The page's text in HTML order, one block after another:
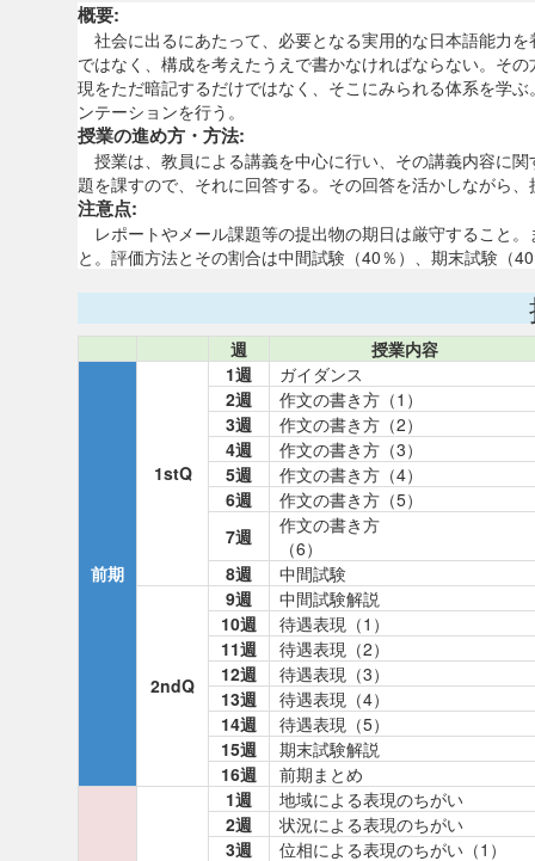
概要:
社会に出るにあたって、必要となる実用的な日本語能力
ではなく、構成を考えたうえで書かなければならない。そ
現をただ暗記するだけではなく、そこにみられる体系を学
ンテーションを行う。
授業の進め方・方法:
授業は、教員による講義を中心に行い、その講義内容に
題を課すので、それに回答する。その回答を活かしながら
注意点:
レポートやメール課題等の提出物の期日は厳守すること
と。評価方法とその割合は中間試験（40％）、期末試験（
週 授業内容
前期
1stQ
1週
ガイダンス
2週
作文の書き方（1）
3週
作文の書き方（2）
4週
作文の書き方（3）
5週
作文の書き方（4）
6週
作文の書き方（5）
7週
作文の書き方
（6）
8週
中間試験
2ndQ
9週
中間試験解説
10週
待遇表現（1）
11週
待遇表現（2）
12週
待遇表現（3）
13週
待遇表現（4）
14週
待遇表現（5）
15週
期末試験解説
16週
前期まとめ
1週
地域による表現のちがい
2週
状況による表現のちがい
3週
位相による表現のちがい（1）